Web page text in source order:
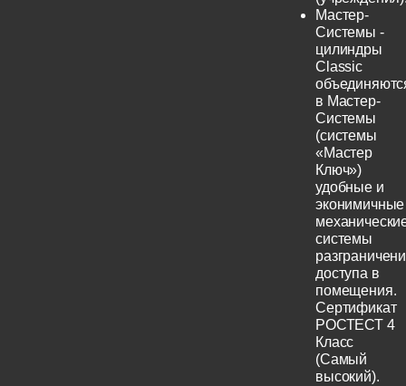
Мастер-
Системы -
цилиндры
Classic
в Мастер-
Системы
(системы
«Мастер
Ключ»)
удобные и
эконимичные
системы
доступа в
помещения.
Сертификат
РОСТЕСТ 4
Класс
(Самый
высокий).